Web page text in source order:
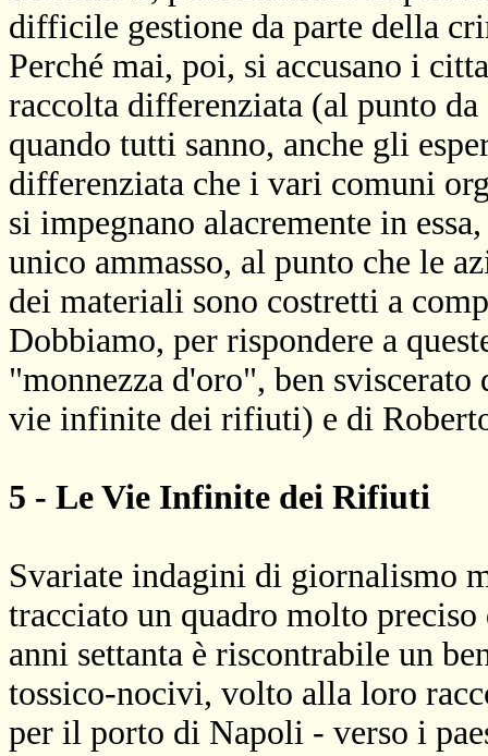
difficile gestione da parte della
Perché mai, poi, si accusano i
raccolta differenziata (al punto da
quando tutti sanno, anche gli
differenziata che i vari comuni
si impegnano alacremente in
unico ammasso, al punto che le
dei materiali sono costretti a
Dobbiamo, per rispondere a
"monnezza d'oro", ben
vie infinite dei rifiuti) e di
5 - Le Vie Infinite dei Rifiuti
Svariate indagini di giornalismo
tracciato un quadro molto
anni settanta è riscontrabile un
tossico-nocivi, volto alla loro
per il porto di Napoli - verso i